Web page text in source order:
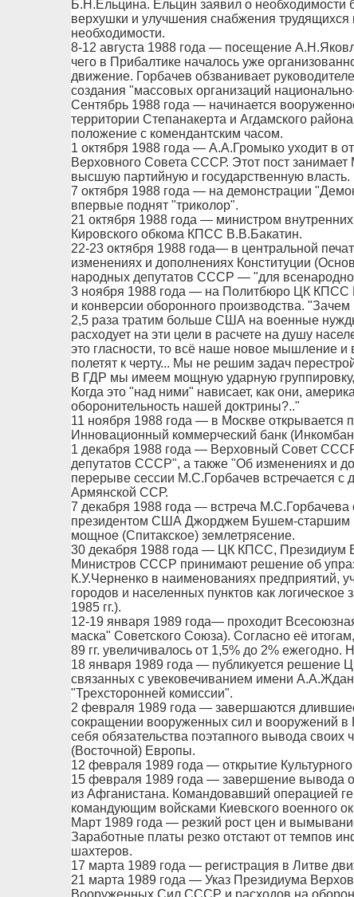
Б.Н.Ельцина. Ельцин заявил о необходимости
верхушки и улучшения снабжения
необходимости.
8-12 августа 1988 года — посещение
чего в Прибалтике началось уже
движение. Горбачев обзванивает
создания "массовых организаций
Сентябрь 1988 года — начинается
территории Степанакерта и Агдамского
положение с комендантским часом.
1 октября 1988 года — А.А.Громыко уходит в
Верховного Совета СССР. Этот пост
высшую партийную и государственную власть.
7 октября 1988 года — на демонстрации
впервые поднят "триколор".
21 октября 1988 года — министром
Кировского обкома КПСС В.В.Бакатин.
22-23 октября 1988 года— в центральной
изменениях и дополнениях Конституции
народных депутатов СССР — "для
3 ноября 1988 года — на Политбюро ЦК КПСС
и конверсии оборонного производства.
2,5 раза тратим больше США на военные
расходует на эти цели в расчете на душу
это гласности, то всё наше новое мышление
полетят к черту... Мы не решим задач
В ГДР мы имеем мощную ударную
Когда это "над ними" нависает, как они,
оборонительность нашей доктрины?.."
11 ноября 1988 года — в Москве открывается
Инновационный коммерческий банк
1 декабря 1988 года — Верховный Совет
депутатов СССР", а также "Об изменениях и
перерыве сессии М.С.Горбачев встречается с
Армянской ССР.
7 декабря 1988 года — встреча
президентом США Джорджем Бушем-старшим
мощное (Спитакское) землетрясение.
30 декабря 1988 года — ЦК КПСС, Президиум
Министров СССР принимают решение об
К.У.Черненко в наименованиях предприятий,
городов и населенных пунктов как
1985 гг.).
12-19 января 1989 года— проходит
маска" Советского Союза). Согласно её
89 гг. увеличивалось от 1,5% до 2%
18 января 1989 года — публикуется решение
связанных с увековечиванием имени
"Трехсторонней комиссии".
2 февраля 1989 года — завершаются
сокращении вооруженных сил и вооружений
себя обязательства поэтапного вывода своих
(Восточной) Европы.
12 февраля 1989 года — открытие
15 февраля 1989 года — завершение вывода
из Афганистана. Командовавший операцией
командующим войсками Киевского военного
Март 1989 года — резкий рост цен и
Заработные платы резко отстают от темпов
шахтеров.
17 марта 1989 года — регистрация в Литве
21 марта 1989 года — Указ Президиума
Вооруженных Сил СССР и расходов на